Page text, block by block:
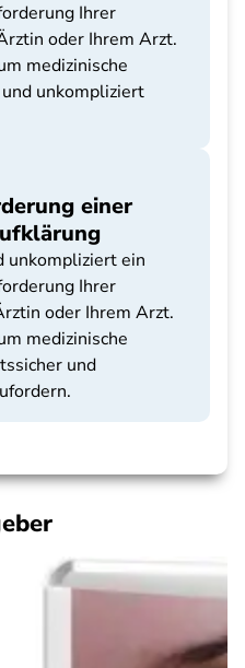
Ihrer
oder Ihrem Arzt.
medizinische
unkompliziert
einer
unkompliziert ein
Ihrer
oder Ihrem Arzt.
medizinische
und